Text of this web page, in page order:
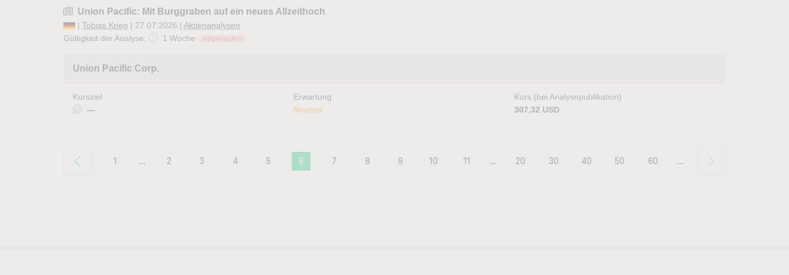
Union Pacific: Mit Burggraben auf ein neues Allzeithoch
| Tobias Krieg | 27.07.2026 | Aktienanalysen
Gültigkeit der Analyse:
1 Woche abgelaufen
Union Pacific Corp.
Kursziel
—
Erwartung
Neutral
Kurs (bei Analysepublikation)
307,32 USD
1 … 2 3 4 5 6 7 8 9 10 11 … 20 30 40 50 60 …